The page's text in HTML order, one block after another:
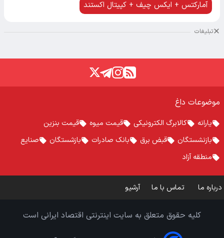
آمارکتس + ایکس چیف + کپیتال اکستند
تبلیغات
موضوعات داغ
یارانه کالابرگ الکترونیکی قیمت میوه
قیمت بنزین
بازنشستگان
قبض برق بانک صادرات بازشستگان
صنایع
منطقه آزاد
درباره ما تماس با ما آرشیو
کلیه حقوق متعلق به سایت اینترنتی اقتصاد ایرانی است